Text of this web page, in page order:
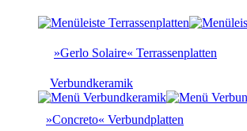
»Gerlo Solaire« Terrassenplatten
Verbundkeramik
»Concreto« Verbundplatten